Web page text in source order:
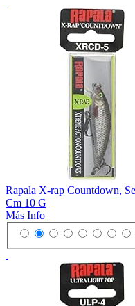
Rapala X-rap Countdown,
Cm 10 G
Más Info